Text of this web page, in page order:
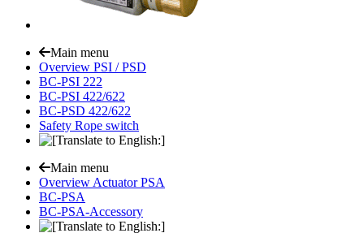
Main menu
Overview PSI / PSD
BC-PSI 222
BC-PSI 422/622
BC-PSD 422/622
Safety Rope switch
Main menu
Overview Actuator PSA
BC-PSA
BC-PSA-Accessory